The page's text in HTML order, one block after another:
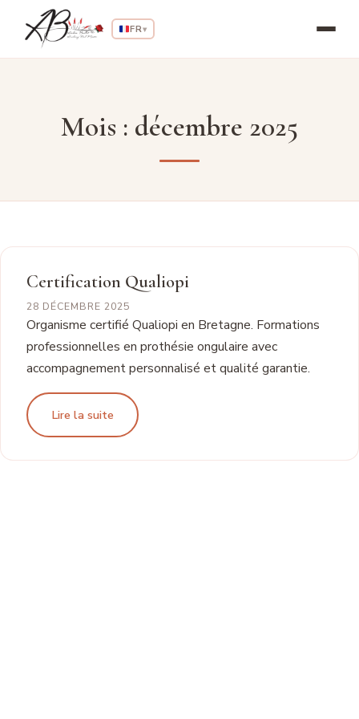
contenu
FR▾
Mois : décembre 2025
Certification Qualiopi
28 DÉCEMBRE 2025
Organisme certifié Qualiopi en Bretagne. Formations
professionnelles en prothésie ongulaire avec
accompagnement personnalisé et qualité garantie.
Lire la suite